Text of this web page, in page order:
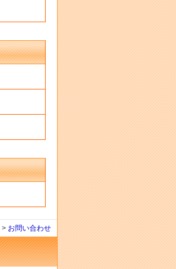
> お問い合わせ